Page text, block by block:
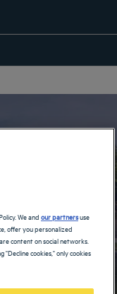
We andour partnersuse
offer you personalized
content on social networks.
cookies," only cookies